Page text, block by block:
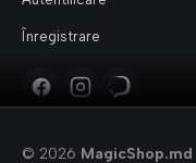
Înregistrare
© 2026 MagicShop.md